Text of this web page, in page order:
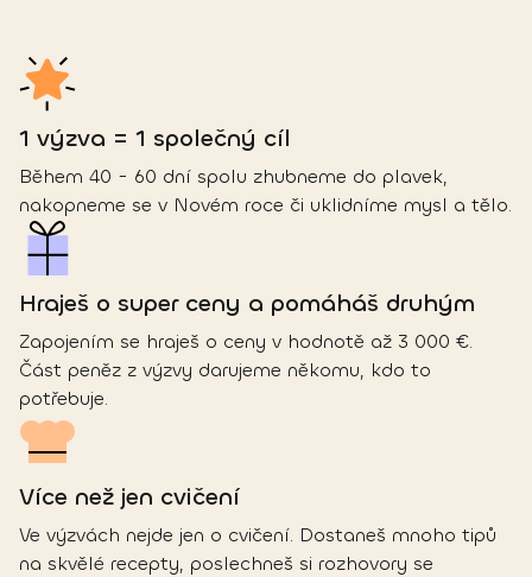
1 výzva = 1 společný cíl
Během 40 - 60 dní spolu zhubneme do plavek,
nakopneme se v Novém roce či uklidníme mysl a tělo.
Hraješ o super ceny a pomáháš druhým
Zapojením se hraješ o ceny v hodnotě až 3 000 €.
Část peněz z výzvy darujeme někomu, kdo to
potřebuje.
Více než jen cvičení
Ve výzvách nejde jen o cvičení. Dostaneš mnoho tipů
na skvělé recepty, poslechneš si rozhovory se